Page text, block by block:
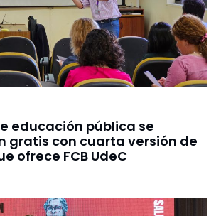
educación pública se
gratis con cuarta versión de
ofrece FCB UdeC